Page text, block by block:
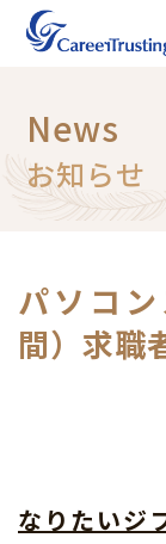
News
お知らせ
パソコ
間）求職
なりたいジ